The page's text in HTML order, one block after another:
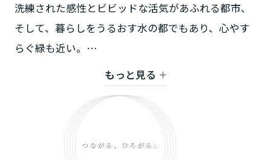
洗練された感性とビビッドな活気があふれる都市、
そして、暮らしをうるおす水の都でもあり、心やす
らぐ緑も近い。
そんな大阪の街にふさわしい住まいを。
さらに、いまの時代だからこそ、家にいる時間、家
族みんなの思いを大切にしたい。
そんな声にお応えする住まいとして、
ミサワホームがご提案するのが「CENTURY 蔵のあ
もっと見る
福岡県